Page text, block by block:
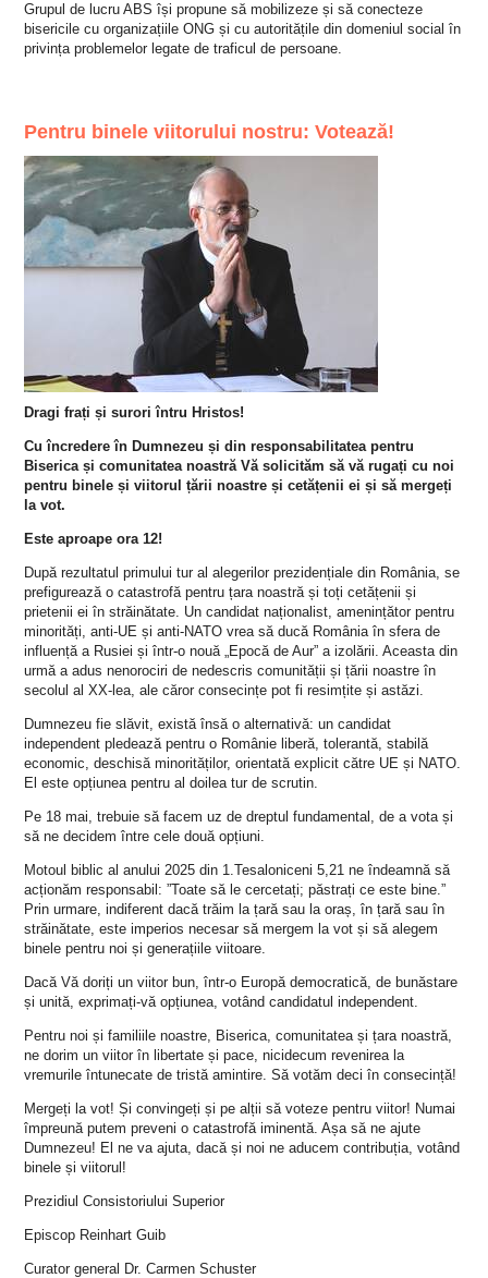
Grupul de lucru ABS își propune să mobilizeze și să conecteze
bisericile cu organizațiile ONG și cu autoritățile din domeniul social în
privința problemelor legate de traficul de persoane.
Pentru binele viitorului nostru: Votează!
Dragi frați și surori întru Hristos!
Cu încredere în Dumnezeu și din responsabilitatea pentru
Biserica și comunitatea noastră Vă solicităm să vă rugați cu noi
pentru binele și viitorul țării noastre și cetățenii ei și să mergeți
la vot.
Este aproape ora 12!
După rezultatul primului tur al alegerilor prezidențiale din România, se
prefigurează o catastrofă pentru țara noastră și toți cetățenii și
prietenii ei în străinătate. Un candidat naționalist, amenințător pentru
minorități, anti-UE și anti-NATO vrea să ducă România în sfera de
influență a Rusiei și într-o nouă „Epocă de Aur” a izolării. Aceasta din
urmă a adus nenorociri de nedescris comunității și țării noastre în
secolul al XX-lea, ale căror consecințe pot fi resimțite și astăzi.
Dumnezeu fie slăvit, există însă o alternativă: un candidat
independent pledează pentru o Românie liberă, tolerantă, stabilă
economic, deschisă minorităților, orientată explicit către UE și NATO.
El este opțiunea pentru al doilea tur de scrutin.
Pe 18 mai, trebuie să facem uz de dreptul fundamental, de a vota și
să ne decidem între cele două opțiuni.
Motoul biblic al anului 2025 din 1.Tesaloniceni 5,21 ne îndeamnă să
acționăm responsabil: ”Toate să le cercetați; păstrați ce este bine.”
Prin urmare, indiferent dacă trăim la țară sau la oraș, în țară sau în
străinătate, este imperios necesar să mergem la vot și să alegem
binele pentru noi și generațiile viitoare.
Dacă Vă doriți un viitor bun, într-o Europă democratică, de bunăstare
și unită, exprimați-vă opțiunea, votând candidatul independent.
Pentru noi și familiile noastre, Biserica, comunitatea și țara noastră,
ne dorim un viitor în libertate și pace, nicidecum revenirea la
vremurile întunecate de tristă amintire. Să votăm deci în consecință!
Mergeți la vot! Și convingeți și pe alții să voteze pentru viitor! Numai
împreună putem preveni o catastrofă iminentă. Așa să ne ajute
Dumnezeu! El ne va ajuta, dacă și noi ne aducem contribuția, votând
binele și viitorul!
Prezidiul Consistoriului Superior
Episcop Reinhart Guib
Curator general Dr. Carmen Schuster